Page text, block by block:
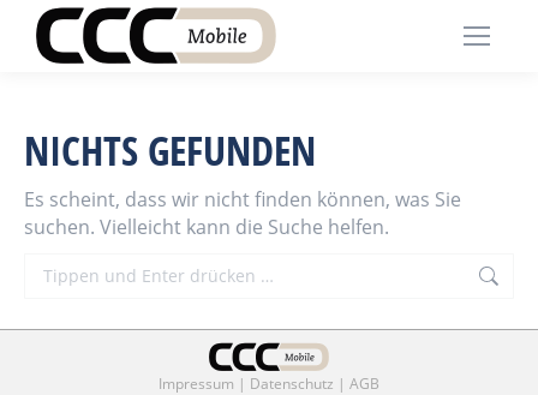
NICHTS GEFUNDEN
Es scheint, dass wir nicht finden können, was Sie
suchen. Vielleicht kann die Suche helfen.
Search:
Impressum | Datenschutz | AGB